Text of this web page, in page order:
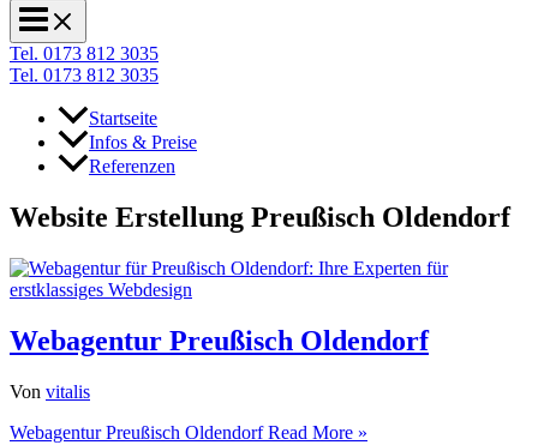
Tel. 0173 812 3035
Tel. 0173 812 3035
Startseite
Infos & Preise
Referenzen
Website Erstellung Preußisch Oldendorf
Webagentur Preußisch Oldendorf
Von vitalis
Webagentur Preußisch OldendorfRead More »